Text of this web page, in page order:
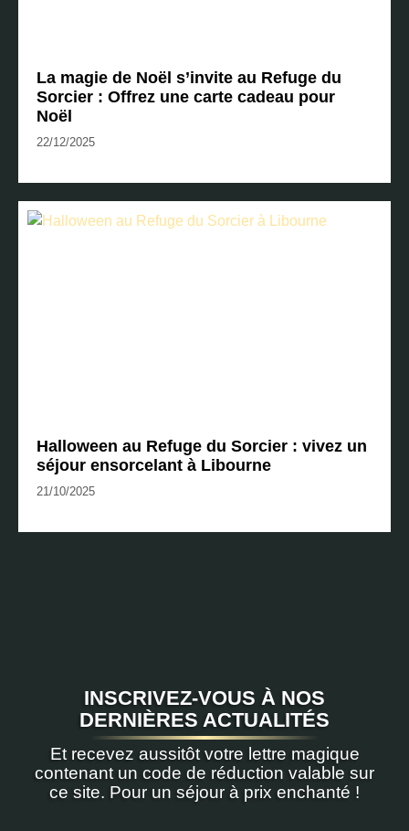
La magie de Noël s’invite au Refuge du
Sorcier : Offrez une carte cadeau pour
Noël
22/12/2025
Halloween au Refuge du Sorcier : vivez un
séjour ensorcelant à Libourne
21/10/2025
INSCRIVEZ-VOUS À NOS
DERNIÈRES ACTUALITÉS
Et recevez aussitôt votre lettre magique
contenant un code de réduction valable sur
ce site. Pour un séjour à prix enchanté !